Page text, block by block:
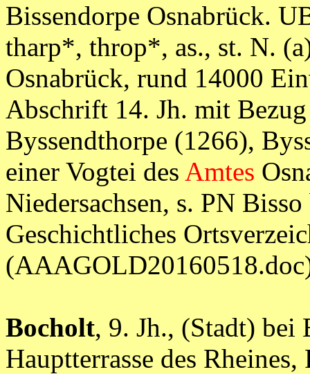
Bissendorpe Osnabrück.
tharp*, throp*, as., st. N.
Osnabrück, rund 14000
Abschrift 14. Jh. mit
Byssendthorpe (1266),
einer Vogtei des Amtes
Niedersachsen, s. PN
Geschichtliches
Bocholt, 9. Jh., (Stadt) bei
Hauptterrasse des